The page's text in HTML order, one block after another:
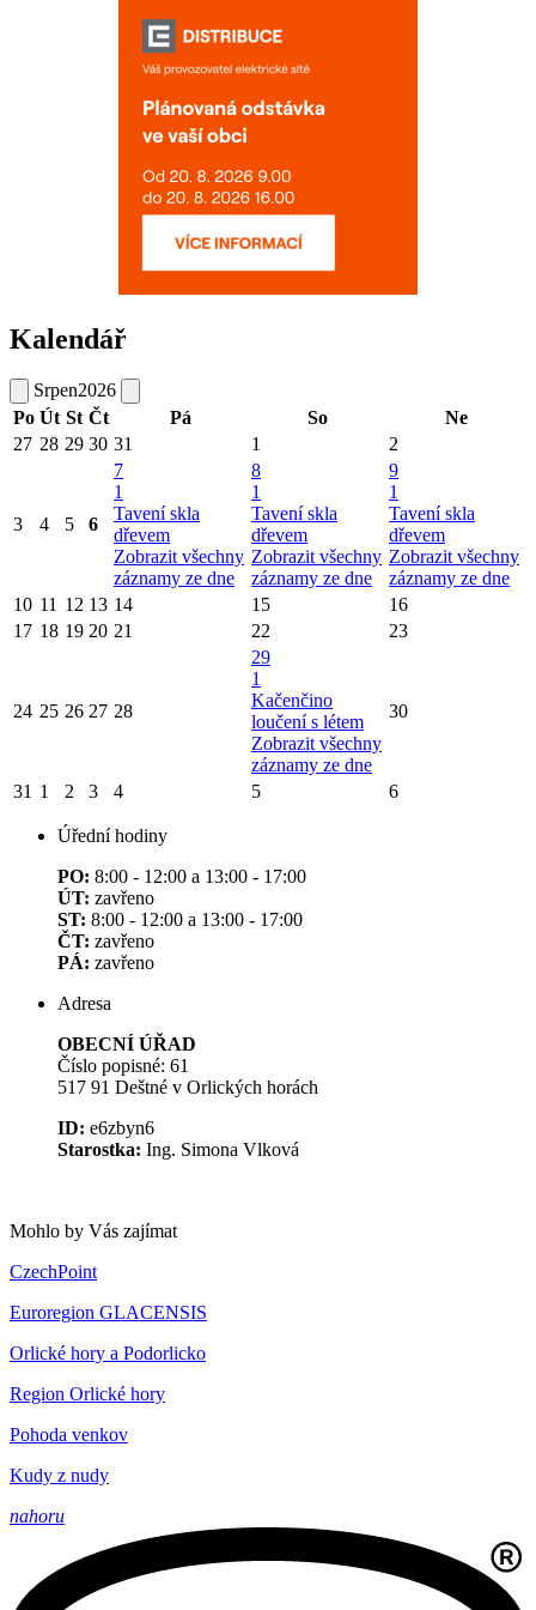
Kalendář
Srpen2026
Po Út St Čt Pá So
Ne
27 28 29 30 31 1 2
3 4 5 6
7
1
Tavení skla
dřevem
Zobrazit všechny
záznamy ze dne
8
1
Tavení skla
dřevem
Zobrazit všechny
záznamy ze dne
9
1
Tavení skla
dřevem
Zobrazit všechny
záznamy ze dne
10 11 12 13 14 15
16
17 18 19 20 21 22 23
24 25 26 27 28
29
1
Kačenčino
loučení s létem
Zobrazit všechny
záznamy ze dne
30
31 1 2 3 4 5 6
Úřední hodiny
PO: 8:00 - 12:00 a 13:00 - 17:00
ÚT: zavřeno
ST: 8:00 - 12:00 a 13:00 - 17:00
ČT: zavřeno
PÁ: zavřeno
Adresa
OBECNÍ ÚŘAD
Číslo popisné: 61
517 91 Deštné v Orlických horách
ID: e6zbyn6
Starostka: Ing. Simona Vlková
Mohlo by Vás zajímat
CzechPoint
Euroregion GLACENSIS
Orlické hory a Podorlicko
Region Orlické hory
Pohoda venkov
Kudy z nudy
nahoru